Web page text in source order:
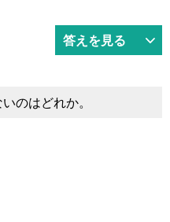
答えを見る
のはどれか。